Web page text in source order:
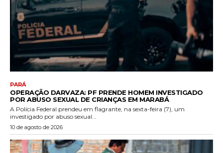
PARÁ
OPERAÇÃO DARVAZA: PF PRENDE HOMEM INVESTIGADO
POR ABUSO SEXUAL DE CRIANÇAS EM MARABÁ
A Polícia Federal prendeu em flagrante, na sexta-feira (7), um
investigado por abuso sexual...
10 de agosto de 2026